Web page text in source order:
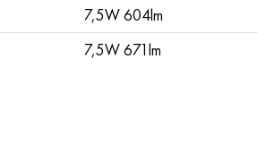
7,5W 604lm
7,5W 671lm